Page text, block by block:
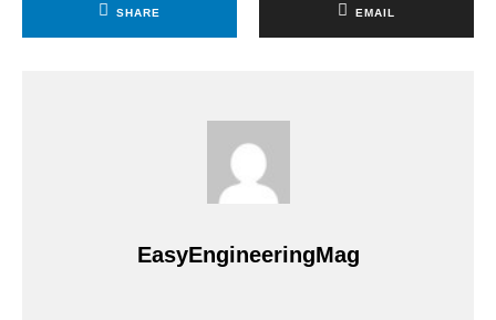
SHARE EMAIL
EasyEngineeringMag